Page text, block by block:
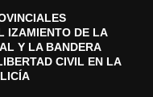
IZAMIENTO DE LA
Y LA BANDERA
CIVIL EN LA